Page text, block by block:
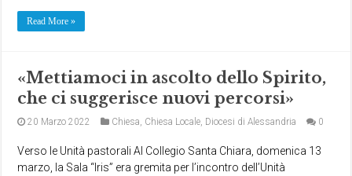
Read More »
«Mettiamoci in ascolto dello Spirito,
che ci suggerisce nuovi percorsi»
20 Marzo 2022 Chiesa, Chiesa Locale, Diocesi di Alessandria 0
Verso le Unità pastorali Al Collegio Santa Chiara, domenica 13
marzo, la Sala “Iris” era gremita per l’incontro dell’Unità